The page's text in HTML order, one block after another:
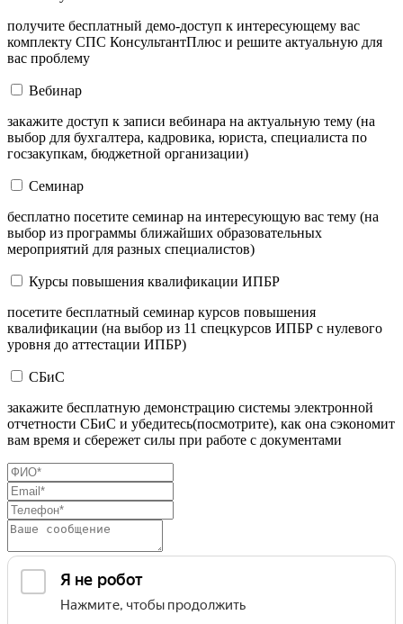
получите бесплатный демо-доступ к интересующему вас
комплекту СПС КонсультантПлюс и решите актуальную для
вас проблему
Вебинар
закажите доступ к записи вебинара на актуальную тему (на
выбор для бухгалтера, кадровика, юриста, специалиста по
госзакупкам, бюджетной организации)
Семинар
бесплатно посетите семинар на интересующую вас тему (на
выбор из программы ближайших образовательных
мероприятий для разных специалистов)
Курсы повышения квалификации ИПБР
посетите бесплатный семинар курсов повышения
квалификации (на выбор из 11 спецкурсов ИПБР с нулевого
уровня до аттестации ИПБР)
СБиС
закажите бесплатную демонстрацию системы электронной
отчетности СБиС и убедитесь(посмотрите), как она сэкономит
вам время и сбережет силы при работе с документами